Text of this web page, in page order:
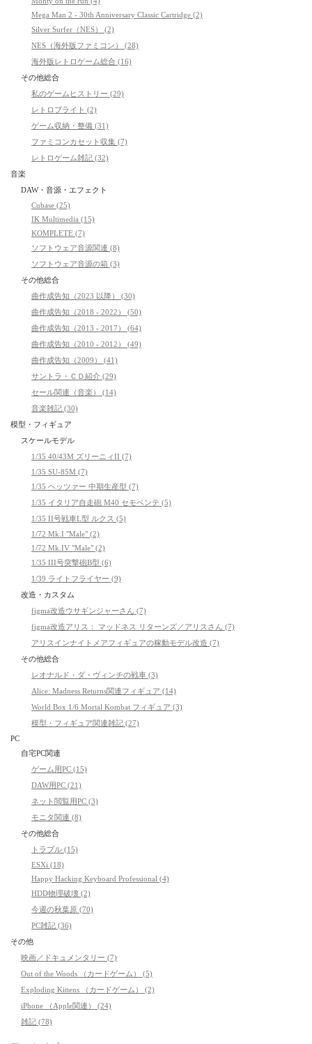
Mega Man 2 - 30th Anniversary Classic Cartridge (2)
Silver Surfer（NES） (2)
NES（海外版ファミコン） (28)
海外版レトロゲーム総合 (16)
その他総合
私のゲームヒストリー (29)
レトロブライト (2)
ゲーム収納・整備 (31)
ファミコンカセット収集 (7)
レトロゲーム雑記 (32)
音楽
DAW・音源・エフェクト
Cubase (25)
IK Multimedia (15)
KOMPLETE (7)
ソフトウェア音源関連 (8)
ソフトウェア音源の箱 (3)
その他総合
曲作成告知（2023 以降） (30)
曲作成告知（2018 - 2022） (50)
曲作成告知（2013 - 2017） (64)
曲作成告知（2010 - 2012） (49)
曲作成告知（2009） (41)
サントラ・ＣＤ紹介 (29)
セール関連（音楽） (14)
音楽雑記 (30)
模型・フィギュア
スケールモデル
1/35 40/43M ズリーニィII (7)
1/35 SU-85M (7)
1/35 ヘッツァー 中期生産型 (7)
1/35 イタリア自走砲 M40 セモベンテ (5)
1/35 II号戦車L型 ルクス (5)
1/72 Mk.I "Male" (2)
1/72 Mk.IV "Male" (2)
1/35 III号突撃砲B型 (6)
1/39 ライトフライヤー (9)
改造・カスタム
figma改造ウサギンジャーさん (7)
figma改造アリス： マッドネス リターンズ／アリスさん (7)
アリスインナイトメアフィギュアの稼動モデル改造 (7)
その他総合
レオナルド・ダ・ヴィンチの戦車 (3)
Alice: Madness Returns関連フィギュア (14)
World Box 1/6 Mortal Kombat フィギュア (3)
模型・フィギュア関連雑記 (27)
PC
自宅PC関連
ゲーム用PC (15)
DAW用PC (21)
ネット閲覧用PC (3)
モニタ関連 (8)
その他総合
トラブル (15)
ESXi (18)
Happy Hacking Keyboard Professional (4)
HDD物理破壊 (2)
今週の秋葉原 (70)
PC雑記 (36)
その他
映画／ドキュメンタリー (7)
Out of the Woods （カードゲーム） (5)
Exploding Kittens （カードゲーム） (2)
iPhone （Apple関連） (24)
雑記 (78)